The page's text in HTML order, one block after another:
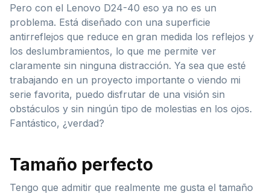
Pero con el Lenovo D24-40 eso ya no es un
problema. Está diseñado con una superficie
antirreflejos que reduce en gran medida los reflejos y
los deslumbramientos, lo que me permite ver
claramente sin ninguna distracción. Ya sea que esté
trabajando en un proyecto importante o viendo mi
serie favorita, puedo disfrutar de una visión sin
obstáculos y sin ningún tipo de molestias en los ojos.
Fantástico, ¿verdad?
Tamaño perfecto
Tengo que admitir que realmente me gusta el tamaño